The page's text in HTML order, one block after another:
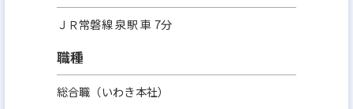
ＪＲ常磐線 泉駅 車 7分
職種
総合職（いわき本社）